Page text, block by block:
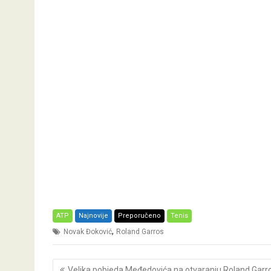
ATP Najnovije Preporučeno Tenis
Novak Đoković, Roland Garros
Post